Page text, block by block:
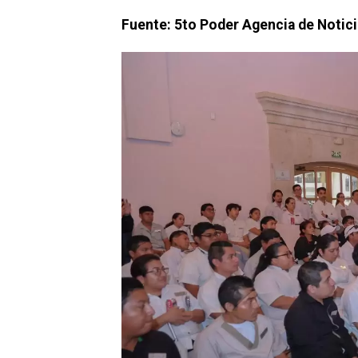
Fuente: 5to Poder Agencia de